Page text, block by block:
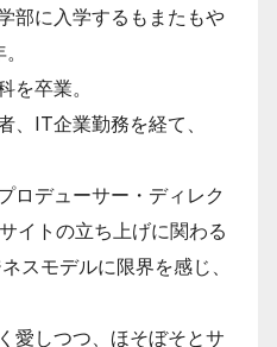
部に入学するもまたもや
を卒業。
、IT企業勤務を経て、
ロデューサー・ディレク
イトの立ち上げに関わる
スモデルに限界を感じ、
愛しつつ、ほそぼそとサ